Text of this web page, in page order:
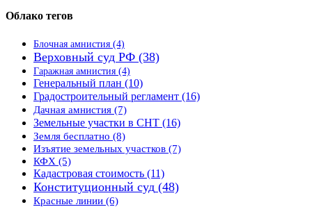
Облако тегов
Блочная амнистия (4)
Верховный суд РФ (38)
Гаражная амнистия (4)
Генеральный план (10)
Градостроительный регламент (16)
Дачная амнистия (7)
Земельные участки в СНТ (16)
Земля бесплатно (8)
Изъятие земельных участков (7)
КФХ (5)
Кадастровая стоимость (11)
Конституционный суд (48)
Красные линии (6)